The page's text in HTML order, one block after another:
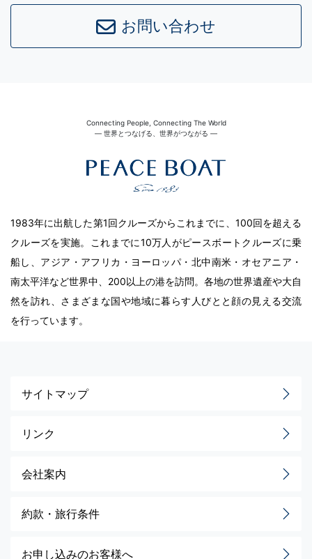
お問い合わせ
Connecting People, Connecting The World
― 世界とつなげる、世界がつながる ―
1983年に出航した第1回クルーズからこれまでに、100回を超える
クルーズを実施。これまでに10万人がピースボートクルーズに乗
船し、アジア・アフリカ・ヨーロッパ・北中南米・オセアニア・
南太平洋など世界中、200以上の港を訪問。各地の世界遺産や大自
然を訪れ、さまざまな国や地域に暮らす人びとと顔の見える交流
を行っています。
サイトマップ
リンク
会社案内
約款・旅行条件
お申し込みのお客様へ